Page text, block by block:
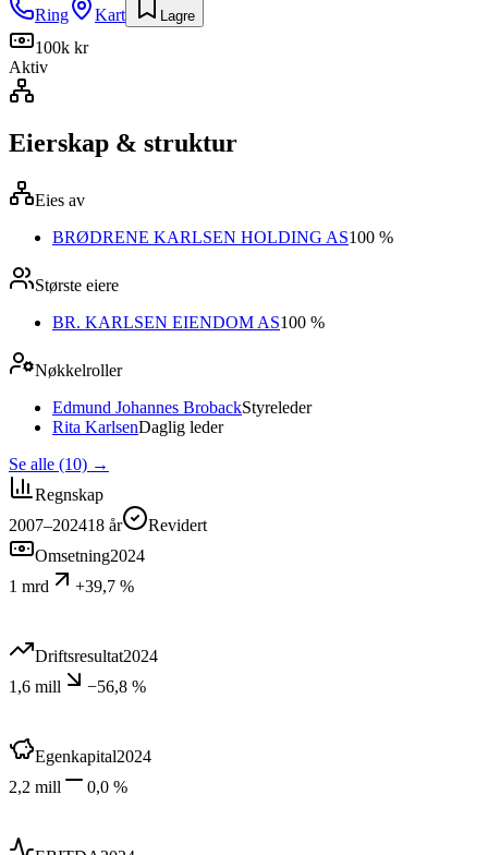
Ring
Kart Lagre
100k kr
Aktiv
Eierskap & struktur
Eies av
BRØDRENE KARLSEN HOLDING AS100 %
Største eiere
BR. KARLSEN EIENDOM AS100 %
Nøkkelroller
Edmund Johannes BrobackStyreleder
Rita KarlsenDaglig leder
Se alle (10) →
Regnskap
2007–202418 år
Revidert
Omsetning2024
1 mrd
+39,7 %
Driftsresultat2024
1,6 mill
−56,8 %
Egenkapital2024
2,2 mill
0,0 %